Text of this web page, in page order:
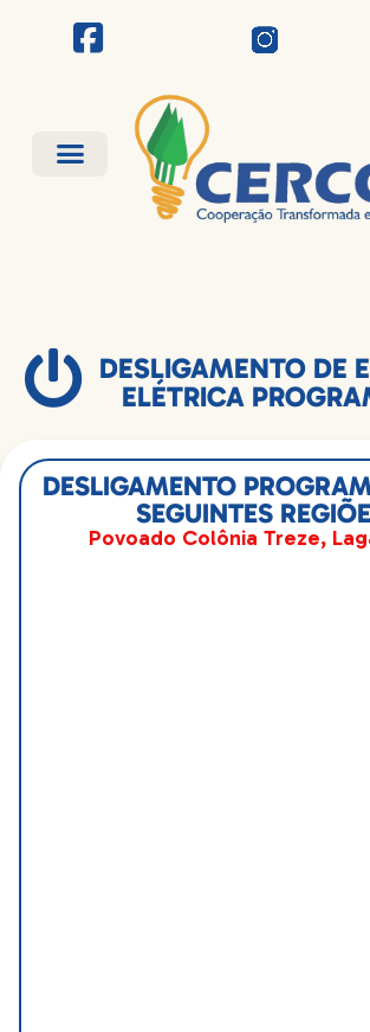
DESLIGAMENTO DE
ELÉTRICA
DESLIGAMENTO
SEGUINTES
Povoado Colônia Treze,